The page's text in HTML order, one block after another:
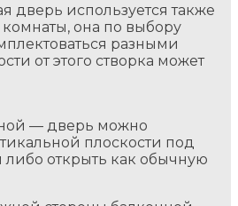
дверь используется также
она по выбору
разными
от этого створка может
— дверь можно
плоскости под
открыть как обычную